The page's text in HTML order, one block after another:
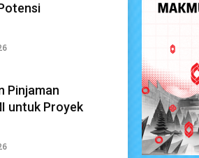
Pinjaman
untuk Proyek